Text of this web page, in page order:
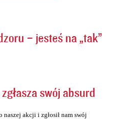
– jesteś na „tak”
swój absurd
naszej akcji i zgłosił nam swój